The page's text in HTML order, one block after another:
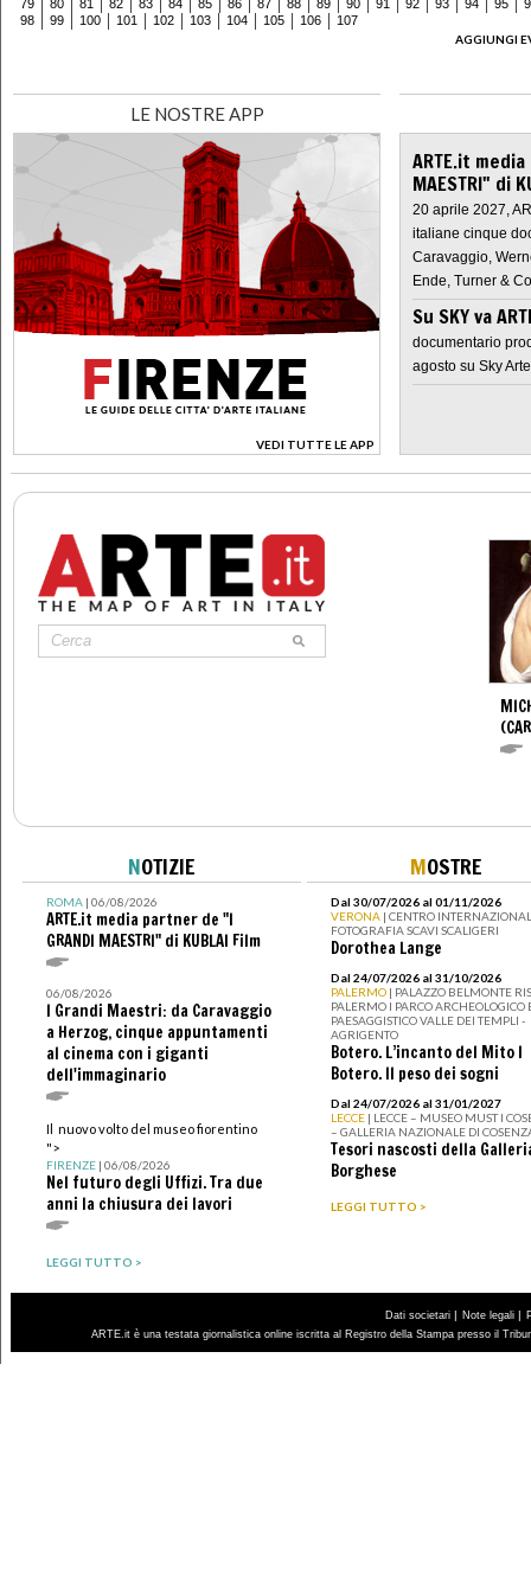
79
80 81 82 83 84 85 86 87 88 89 90 91 92 93 94 95
98
99 100 101 102 103 104 105 106
107
AGGIUNGI
LE NOSTRE APP
VEDI TUTTE LE APP
>
ARTE.it
MAESTRI" di
20 aprile 2027,
italiane cinque
Caravaggio,
Ende, Turner &
Su SKY va
documentario
agosto su Sky Arte
NOTIZIE
ROMA| 06/08/2026
ARTE.it media partner de "I
GRANDI MAESTRI" di KUBLAI Film
06/08/2026
I Grandi Maestri: da Caravaggio
a Herzog, cinque appuntamenti
al cinema con i giganti
dell'immaginario
Il nuovo volto del museo fiorentino
">
FIRENZE| 06/08/2026
Nel futuro degli Uffizi. Tra due
anni la chiusura dei lavori
LEGGI TUTTO >
MOSTRE
Dal 30/07/2026 al 01/11/2026
VERONA | CENTRO
FOTOGRAFIA SCAVI SCALIGERI
Dorothea Lange
Dal 24/07/2026 al 31/10/2026
PALERMO | PALAZZO BELMONTE
PALERMO I PARCO ARCHEOLOGICO
PAESAGGISTICO VALLE DEI TEMPLI -
AGRIGENTO
Botero. L’incanto del Mito I
Botero. Il peso dei sogni
Dal 24/07/2026 al 31/01/2027
LECCE | LECCE – MUSEO MUST I
– GALLERIA NAZIONALE DI
Tesori nascosti della
Borghese
LEGGI TUTTO >
Dati societari | Note legali |
ARTE.it è una testata giornalistica online iscritta al Registro della Stampa presso il